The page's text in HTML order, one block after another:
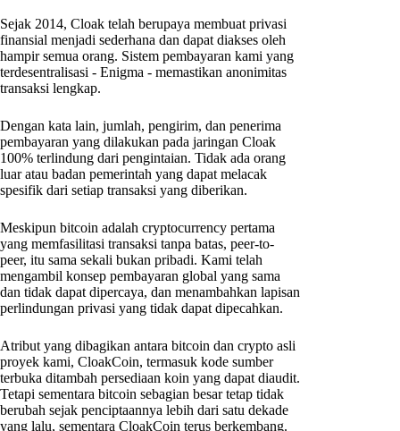
Sejak 2014, Cloak telah berupaya membuat privasi
finansial menjadi sederhana dan dapat diakses oleh
hampir semua orang. Sistem pembayaran kami yang
terdesentralisasi - Enigma - memastikan anonimitas
transaksi lengkap.
Dengan kata lain, jumlah, pengirim, dan penerima
pembayaran yang dilakukan pada jaringan Cloak
100% terlindung dari pengintaian. Tidak ada orang
luar atau badan pemerintah yang dapat melacak
spesifik dari setiap transaksi yang diberikan.
Meskipun bitcoin adalah cryptocurrency pertama
yang memfasilitasi transaksi tanpa batas, peer-to-
peer, itu sama sekali bukan pribadi. Kami telah
mengambil konsep pembayaran global yang sama
dan tidak dapat dipercaya, dan menambahkan lapisan
perlindungan privasi yang tidak dapat dipecahkan.
Atribut yang dibagikan antara bitcoin dan crypto asli
proyek kami, CloakCoin, termasuk kode sumber
terbuka ditambah persediaan koin yang dapat diaudit.
Tetapi sementara bitcoin sebagian besar tetap tidak
berubah sejak penciptaannya lebih dari satu dekade
yang lalu, sementara CloakCoin terus berkembang.